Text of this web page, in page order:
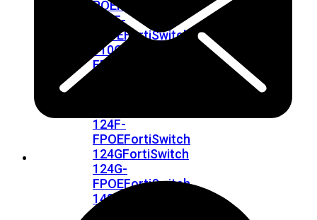
POEFortiSwitch
108F-
FPOEFortiSwitch
110G-
FPOE
124F-
FPOEFortiSwitch
124GFortiSwitch
124G-
FPOEFortiSwitch
148F